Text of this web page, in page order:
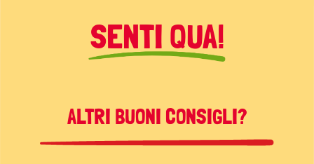
SENTI QUA!
ALTRI BUONI CONSIGLI?